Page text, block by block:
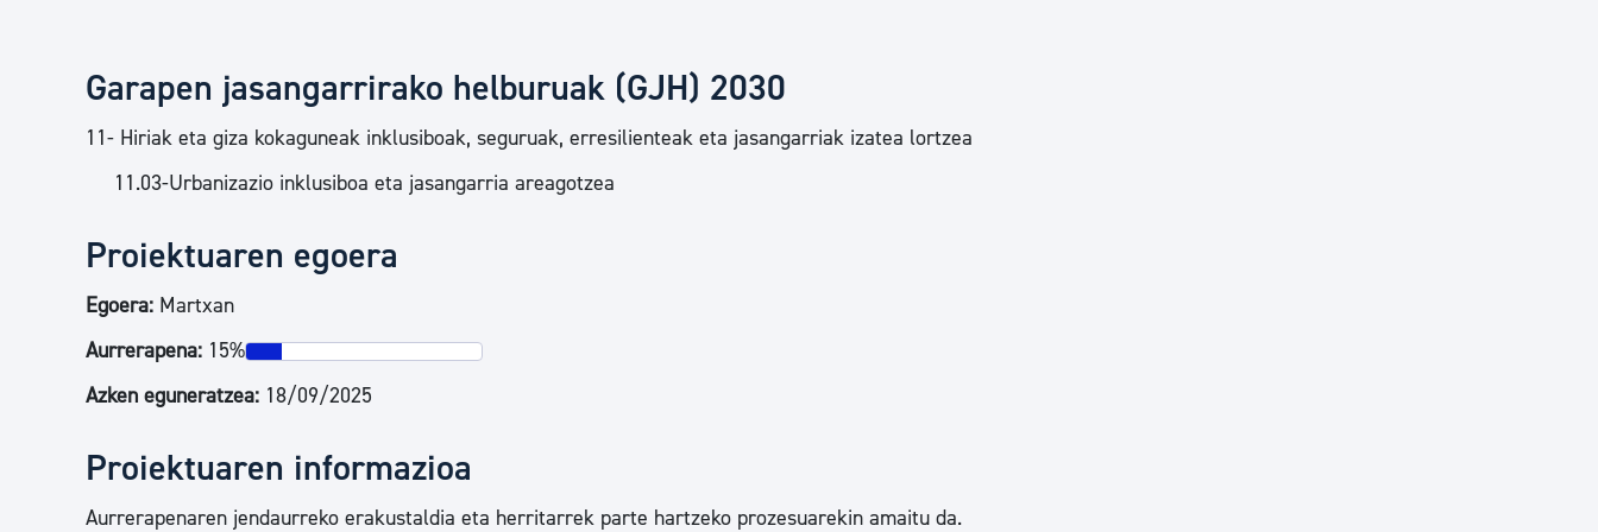
Garapen jasangarrirako helburuak (GJH) 2030
11- Hiriak eta giza kokaguneak inklusiboak, seguruak, erresilienteak eta jasangarriak izatea lortzea
11.03-Urbanizazio inklusiboa eta jasangarria areagotzea
Proiektuaren egoera
Egoera: Martxan
Aurrerapena: 15%
Azken eguneratzea: 18/09/2025
Proiektuaren informazioa
Aurrerapenaren jendaurreko erakustaldia eta herritarrek parte hartzeko prozesuarekin amaitu da.